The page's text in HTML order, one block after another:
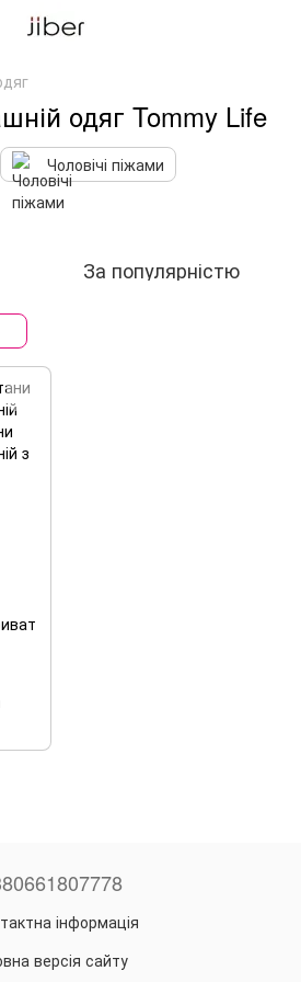
одяг Tommy Life
Чоловічі піжами
За популярністю
інформація
версія сайту